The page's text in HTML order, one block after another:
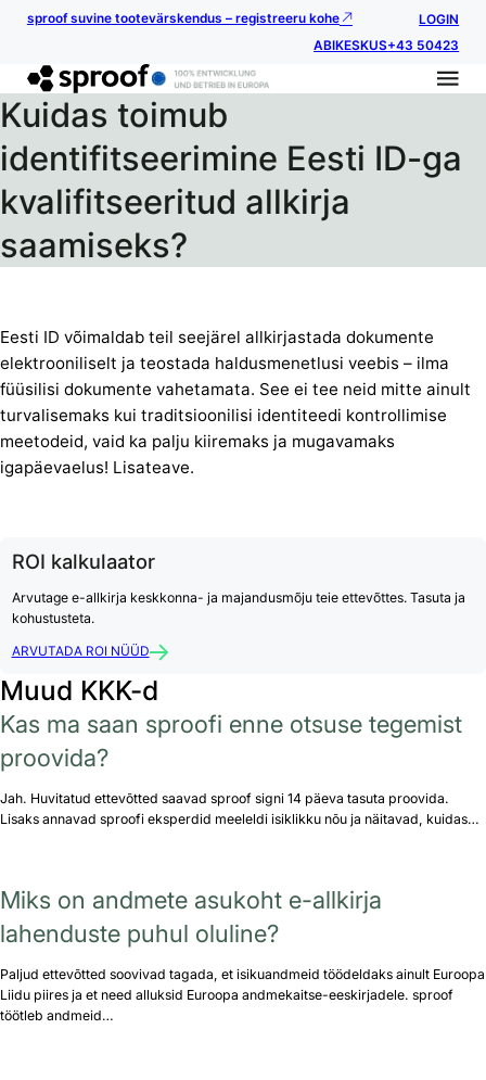
sproof suvine tootevärskendus – registreeru kohe
LOGIN
ABIKESKUS+43 50423
Kuidas toimub
identifitseerimine Eesti ID-ga
kvalifitseeritud allkirja
saamiseks?
Eesti ID võimaldab teil seejärel allkirjastada dokumente
elektrooniliselt ja teostada haldusmenetlusi veebis – ilma
füüsilisi dokumente vahetamata. See ei tee neid mitte ainult
turvalisemaks kui traditsioonilisi identiteedi kontrollimise
meetodeid, vaid ka palju kiiremaks ja mugavamaks
igapäevaelus! Lisateave.
ROI kalkulaator
Arvutage e-allkirja keskkonna- ja majandusmõju teie ettevõttes. Tasuta ja
kohustusteta.
ARVUTADA ROI NÜÜD
Muud KKK-d
Kas ma saan sproofi enne otsuse tegemist
proovida?
Jah. Huvitatud ettevõtted saavad sproof signi 14 päeva tasuta proovida.
Lisaks annavad sproofi eksperdid meeleldi isiklikku nõu ja näitavad, kuidas…
Miks on andmete asukoht e-allkirja
lahenduste puhul oluline?
Paljud ettevõtted soovivad tagada, et isikuandmeid töödeldaks ainult Euroopa
Liidu piires ja et need alluksid Euroopa andmekaitse-eeskirjadele. sproof
töötleb andmeid…